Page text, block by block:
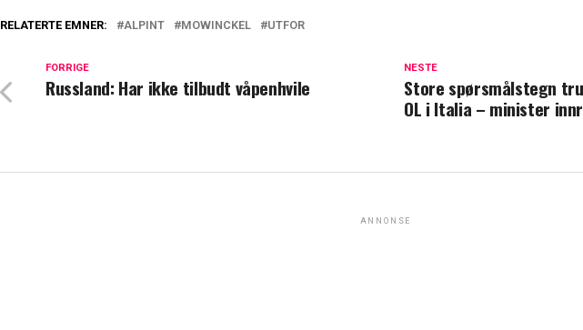
RELATERTE EMNER: ALPINT MOWINCKEL UTFOR
NESTE
Store spørsmålstegn
OL i Italia – minister
FORRIGE
Russland: Har ikke tilbudt våpenhvile
ANNONSE